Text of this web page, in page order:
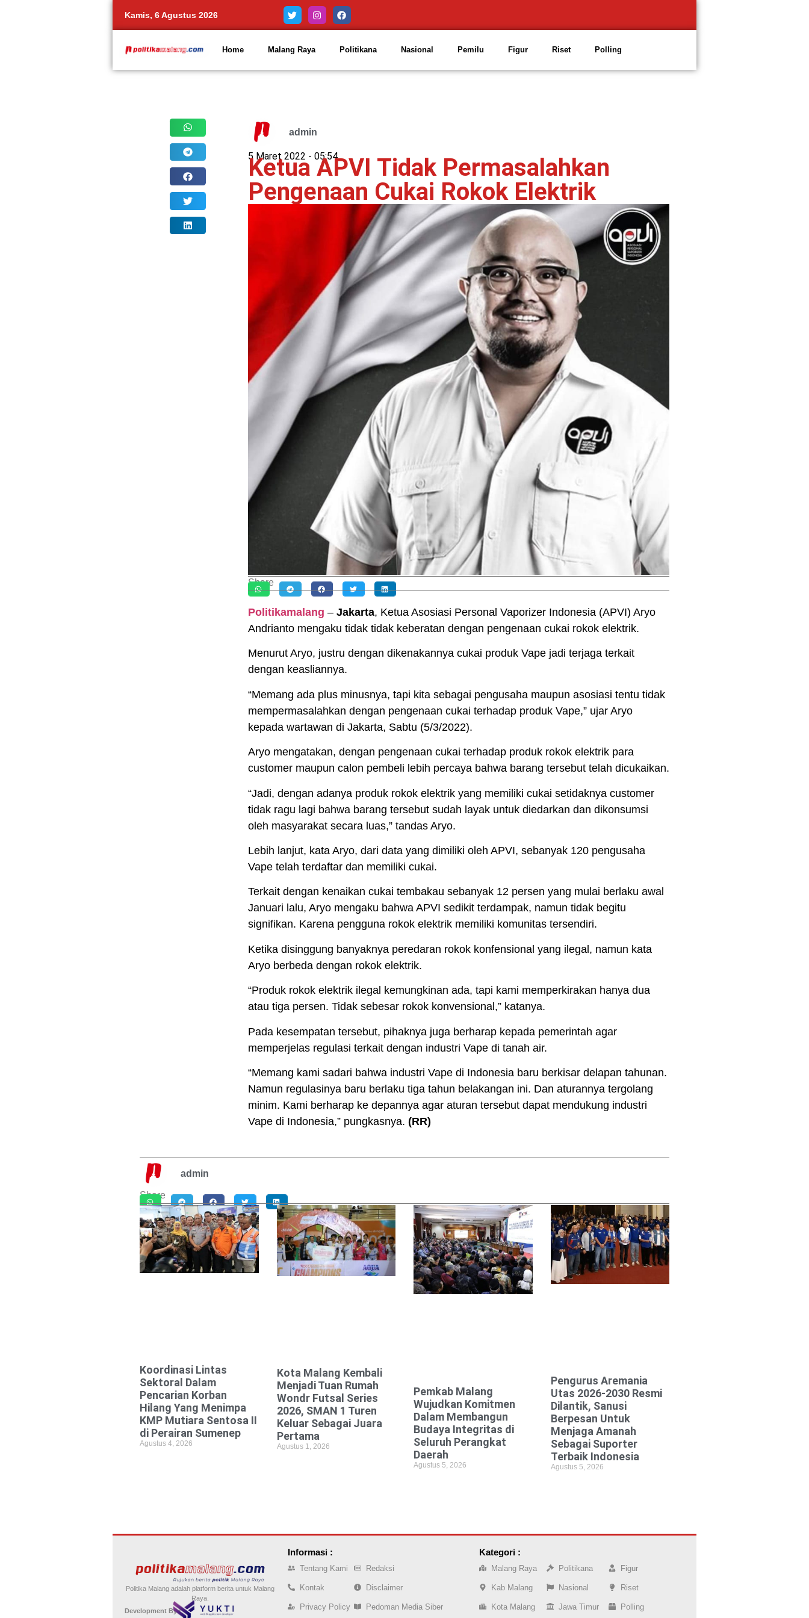
Kamis, 6 Agustus 2026
Home Malang Raya Politikana Nasional Pemilu Figur Riset Polling
Share
admin
5 Maret 2022 - 05:54
Ketua APVI Tidak Permasalahkan
Pengenaan Cukai Rokok Elektrik
Share
Politikamalang – Jakarta, Ketua Asosiasi Personal Vaporizer Indonesia (APVI) Aryo
Andrianto mengaku tidak tidak keberatan dengan pengenaan cukai rokok elektrik.
Menurut Aryo, justru dengan dikenakannya cukai produk Vape jadi terjaga terkait
dengan keasliannya.
“Memang ada plus minusnya, tapi kita sebagai pengusaha maupun asosiasi tentu tidak
mempermasalahkan dengan pengenaan cukai terhadap produk Vape,” ujar Aryo
kepada wartawan di Jakarta, Sabtu (5/3/2022).
Aryo mengatakan, dengan pengenaan cukai terhadap produk rokok elektrik para
customer maupun calon pembeli lebih percaya bahwa barang tersebut telah dicukaikan.
“Jadi, dengan adanya produk rokok elektrik yang memiliki cukai setidaknya customer
tidak ragu lagi bahwa barang tersebut sudah layak untuk diedarkan dan dikonsumsi
oleh masyarakat secara luas,” tandas Aryo.
Lebih lanjut, kata Aryo, dari data yang dimiliki oleh APVI, sebanyak 120 pengusaha
Vape telah terdaftar dan memiliki cukai.
Terkait dengan kenaikan cukai tembakau sebanyak 12 persen yang mulai berlaku awal
Januari lalu, Aryo mengaku bahwa APVI sedikit terdampak, namun tidak begitu
signifikan. Karena pengguna rokok elektrik memiliki komunitas tersendiri.
Ketika disinggung banyaknya peredaran rokok konfensional yang ilegal, namun kata
Aryo berbeda dengan rokok elektrik.
“Produk rokok elektrik ilegal kemungkinan ada, tapi kami memperkirakan hanya dua
atau tiga persen. Tidak sebesar rokok konvensional,” katanya.
Pada kesempatan tersebut, pihaknya juga berharap kepada pemerintah agar
memperjelas regulasi terkait dengan industri Vape di tanah air.
“Memang kami sadari bahwa industri Vape di Indonesia baru berkisar delapan tahunan.
Namun regulasinya baru berlaku tiga tahun belakangan ini. Dan aturannya tergolang
minim. Kami berharap ke depannya agar aturan tersebut dapat mendukung industri
Vape di Indonesia,” pungkasnya. (RR)
admin
Share
Koordinasi Lintas
Sektoral Dalam
Pencarian Korban
Hilang Yang Menimpa
KMP Mutiara Sentosa II
di Perairan Sumenep
Agustus 4, 2026
Kota Malang Kembali
Menjadi Tuan Rumah
Wondr Futsal Series
2026, SMAN 1 Turen
Keluar Sebagai Juara
Pertama
Agustus 1, 2026
Pemkab Malang
Wujudkan Komitmen
Dalam Membangun
Budaya Integritas di
Seluruh Perangkat
Daerah
Agustus 5, 2026
Pengurus Aremania
Utas 2026-2030 Resmi
Dilantik, Sanusi
Berpesan Untuk
Menjaga Amanah
Sebagai Suporter
Terbaik Indonesia
Agustus 5, 2026
Politika Malang adalah platform berita untuk Malang
Raya.
Development By :
Informasi :
Tentang Kami
Kontak
Privacy Policy
Redaksi
Disclaimer
Pedoman Media Siber
Kategori :
Malang Raya
Kab Malang
Kota Malang
Politikana
Nasional
Jawa Timur
Figur
Riset
Polling